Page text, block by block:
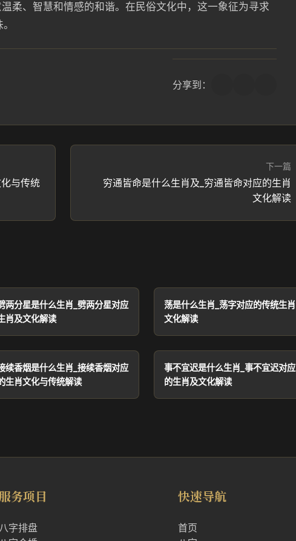
柔、智慧和情感的和谐。在民俗文化中，这一象征为寻求
分享到：
与传统
下一篇
穷通皆命是什么生肖及_穷通皆命对应的生肖
文化解读
两分星是什么生肖_劈两分星对应
肖及文化解读
荡是什么生肖_荡字对应的传统生肖
文化解读
续香烟是什么生肖_接续香烟对应
生肖文化与传统解读
事不宜迟是什么生肖_事不宜迟对应
的生肖及文化解读
服务项目
八字排盘
快速导航
首页